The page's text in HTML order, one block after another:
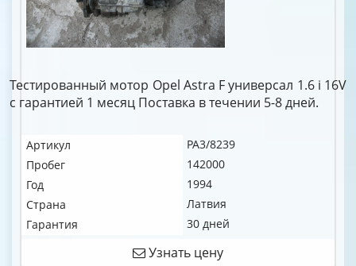
Тестированный мотор Opel Astra F универсал 1.6 i 16V
c гарантией 1 месяц Поставка в течении 5-8 дней.
Артикул
PA3/8239
Пробег
142000
Год
1994
Страна
Латвия
Гарантия
30 дней
Узнать цену